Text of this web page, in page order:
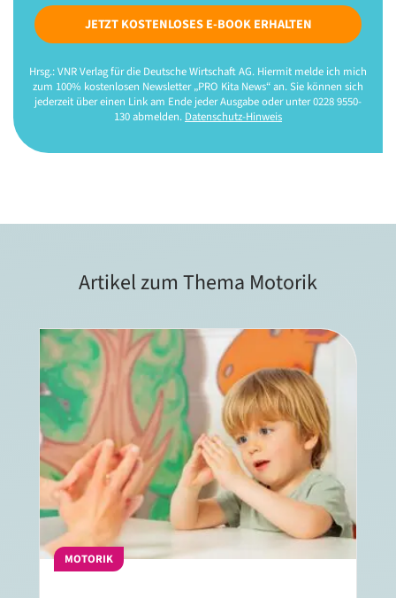
JETZT KOSTENLOSES E-BOOK ERHALTEN
Hrsg.: VNR Verlag für die Deutsche Wirtschaft AG. Hiermit melde ich mich
zum 100% kostenlosen Newsletter „PRO Kita News“ an. Sie können sich
jederzeit über einen Link am Ende jeder Ausgabe oder unter 0228 9550-
130 abmelden. Datenschutz-Hinweis
Artikel zum Thema Motorik
MOTORIK